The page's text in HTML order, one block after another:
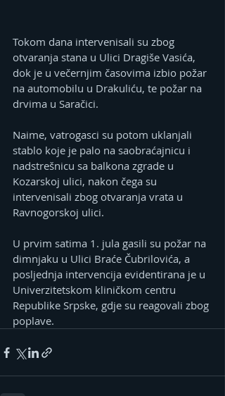
Tokom dana intervenisali su zbog
otvaranja stana u Ulici Dragiše Vasića,
dok je u večernjim časovima izbio požar
na automobilu u Drakuliću, te požar na
drvima u Saračici.
Naime, vatrogasci su potom uklanjali
stablo koje je palo na saobraćajnicu i
nadstrešnicu sa balkona zgrade u
Kozarskoj ulici, nakon čega su
intervenisali zbog otvaranja vrata u
Ravnogorskoj ulici.
U prvim satima 1. jula gasili su požar na
dimnjaku u Ulici Braće Čubrilovića, a
posljednja intervencija evidentirana je u
Univerzitetskom kliničkom centru
Republike Srpske, gdje su reagovali zbog
poplave.